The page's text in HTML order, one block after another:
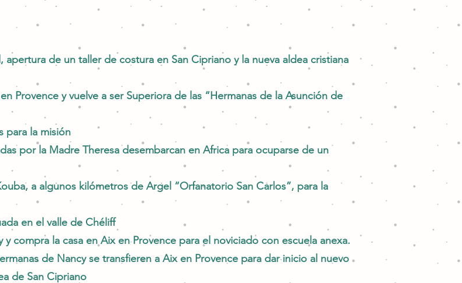
de un taller de costura en San Cipriano y la nueva aldea cristiana
Provence y vuelve a ser Superiora de las “Hermanas de la Asunción de
para la misión
por la Madre Theresa desembarcan en Africa para ocuparse de un
a algunos kilómetros de Argel “Orfanatorio San Carlos”, para la
en el valle de Chéliff
y compra la casa en Aix en Provence para el noviciado con escuela anexa.
de Nancy se transfieren a Aix en Provence para dar inicio al nuevo
de San Cipriano